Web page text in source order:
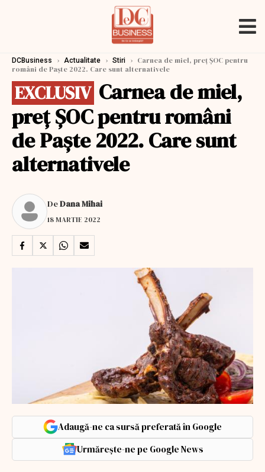
DCBusiness › Actualitate › Stiri › Carnea de miel, preţ ŞOC pentru
români de Paşte 2022. Care sunt alternativele
EXCLUSIV Carnea de miel,
preţ ŞOC pentru români
de Paşte 2022. Care sunt
alternativele
DeDana Mihai
18 MARTIE 2022
Adaugă-ne ca sursă preferată în Google
Urmărește-ne pe Google News